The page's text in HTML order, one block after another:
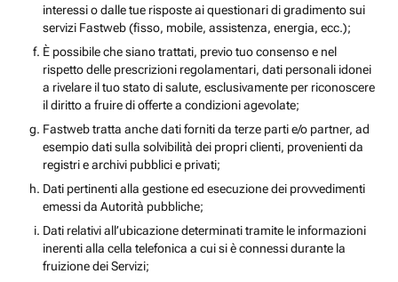
interessi o dalle tue risposte ai questionari di gradimento sui
servizi Fastweb (fisso, mobile, assistenza, energia, ecc.);
È possibile che siano trattati, previo tuo consenso e nel
rispetto delle prescrizioni regolamentari, dati personali idonei
a rivelare il tuo stato di salute, esclusivamente per riconoscere
il diritto a fruire di offerte a condizioni agevolate;
Fastweb tratta anche dati forniti da terze parti e/o partner, ad
esempio dati sulla solvibilità dei propri clienti, provenienti da
registri e archivi pubblici e privati;
Dati pertinenti alla gestione ed esecuzione dei provvedimenti
emessi da Autorità pubbliche;
Dati relativi all’ubicazione determinati tramite le informazioni
inerenti alla cella telefonica a cui si è connessi durante la
fruizione dei Servizi;